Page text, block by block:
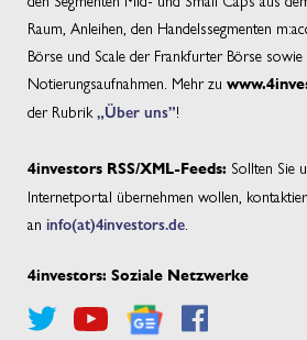
Raum, Anleihen, den Handelssegmenten
Börse und Scale der Frankfurter Börse sowie
Notierungsaufnahmen. Mehr zu
der Rubrik„Über uns”!
4investors RSS/XML-Feeds: Sollten Sie
Internetportal übernehmen wollen,
an info(at)4investors.de.
4investors: Soziale Netzwerke